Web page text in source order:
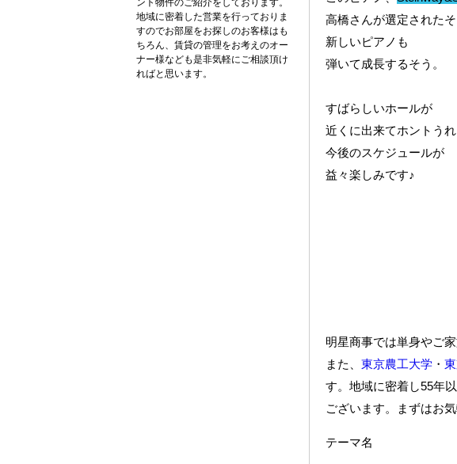
高橋さんが選定されたそ
新しいピアノも
弾いて成長するそう。
すばらしいホールが
近くに出来てホントう
今後のスケジュールが
益々楽しみです♪
明星商事では単身やご
また、 東京農工大学 ・
す。地域に密着し55年
ございます。まずはお
テーマ名
ント物件のご紹介をしております。
地域に密着した営業を行っておりま
すのでお部屋をお探しのお客様はも
ちろん、賃貸の管理をお考えのオー
ナー様なども是非気軽にご相談頂け
ればと思います。